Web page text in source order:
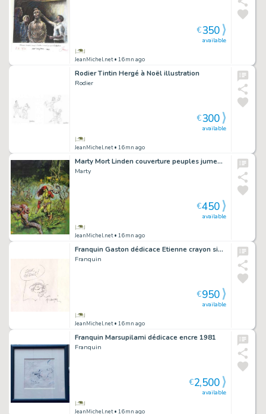
JeanMichel.net• 16mn ago
available
€350
Rodier Tintin Hergé à Noël illustration
Rodier
JeanMichel.net• 16mn ago
available
€300
Marty Mort Linden couverture peuples jumeaux
Marty
JeanMichel.net• 16mn ago
available
€450
Franquin Gaston dédicace Etienne crayon signé
Franquin
JeanMichel.net• 16mn ago
available
€950
Franquin Marsupilami dédicace encre 1981
Franquin
JeanMichel.net• 16mn ago
available
€2,500